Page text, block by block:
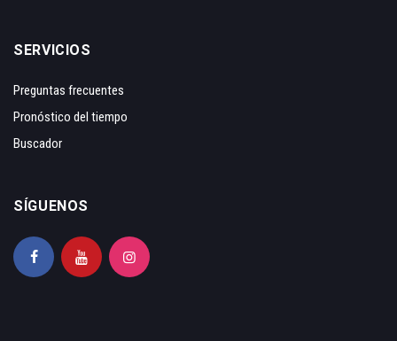
SERVICIOS
Preguntas frecuentes
Pronóstico del tiempo
Buscador
SÍGUENOS